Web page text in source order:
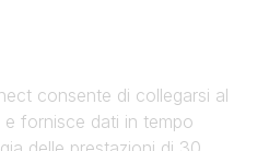
consente di collegarsi al
fornisce dati in tempo